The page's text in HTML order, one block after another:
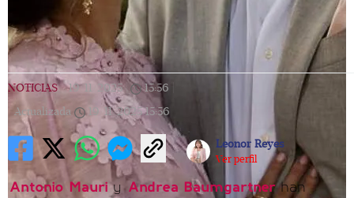
NOTICIAS | 19/11/2025 | 15:56
Actualizada
19/11/2025 15:56
Leonor Reyes
Ver perfil
Antonio Mauriy Andrea Baumgartnerhan